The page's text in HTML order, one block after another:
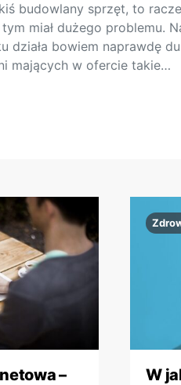
budowlany sprzęt, to
miał dużego problemu.
działa bowiem naprawdę
mających w ofercie takie…
–
W